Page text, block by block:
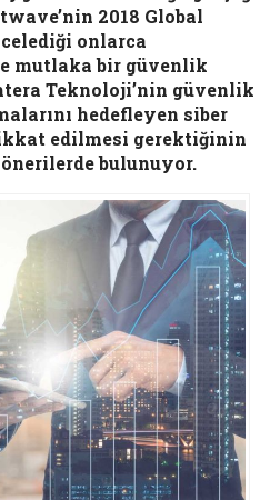
2018 Global
onlarca
mutlaka bir güvenlik
Teknoloji’nin güvenlik
hedefleyen siber
edilmesi gerektiğinin
bulunuyor.